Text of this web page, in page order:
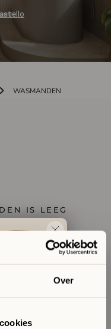
Over
WASMANDEN
IS LEEG